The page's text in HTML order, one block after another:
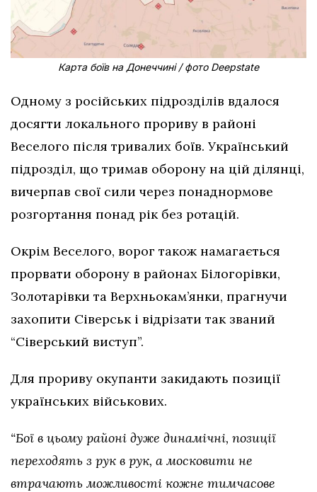
Карта боїв на Донеччині / фото Deepstate
Одному з російських підрозділів вдалося
досягти локального прориву в районі
Веселого після тривалих боїв. Український
підрозділ, що тримав оборону на цій ділянці,
вичерпав свої сили через понаднормове
розгортання понад рік без ротацій.
Окрім Веселого, ворог також намагається
прорвати оборону в районах Білогорівки,
Золотарівки та Верхньокам’янки, прагнучи
захопити Сіверськ і відрізати так званий
“Сіверський виступ”.
Для прориву окупанти закидають позиції
українських військових.
“Бої в цьому районі дуже динамічні, позиції
переходять з рук в рук, а московити не
втрачають можливості кожне тимчасове